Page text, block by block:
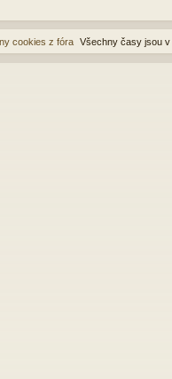
Všechny časy jsou v
cookies z fóra